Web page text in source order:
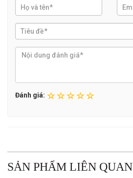
Đánh giá:
SẢN PHẨM LIÊN QUAN